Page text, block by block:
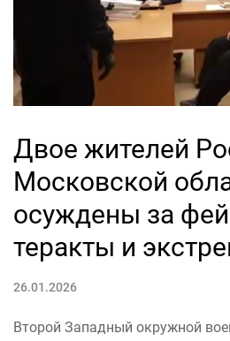
Двое жителей
Московской
осуждены за
теракты и
26.01.2026
Второй Западный окружной